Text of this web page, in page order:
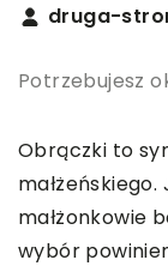
druga-
Potrzebujesz
Obrączki to
małżonkowie
wybór